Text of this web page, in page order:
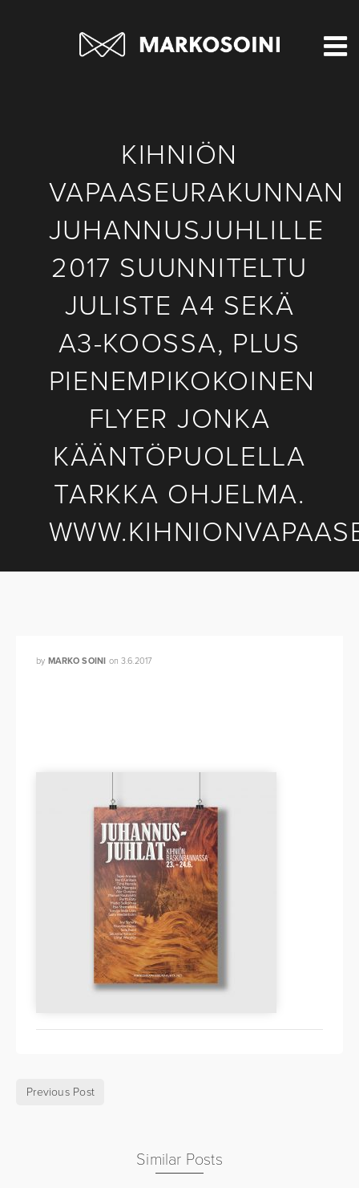
KIHNIÖN
VAPAASEURAKUNNAN
JUHANNUSJUHLILLE
2017 SUUNNITELTU
JULISTE A4 SEKÄ
A3-KOOSSA, PLUS
PIENEMPIKOKOINEN
FLYER JONKA
KÄÄNTÖPUOLELLA
TARKKA OHJELMA.
by MARKO SOINI on 3.6.2017
Previous Post
Similar Posts